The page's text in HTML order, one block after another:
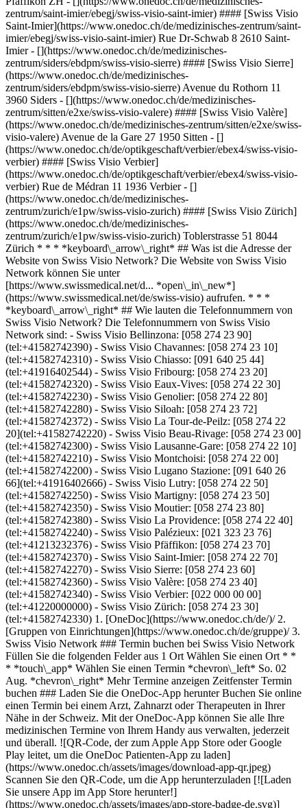
1. [OneDoc](https://www.onedoc.ch/de/)/ 2. [Gruppen von Einrichtungen](https://www.onedoc.ch/de/gruppe)/ 3. Swiss Visio Network ### Termin buchen bei Swiss Visio Network Füllen Sie die folgenden Felder aus 1 Ort Wählen Sie einen Ort * * * *touch\_app* Wählen Sie einen Termin *chevron\_left* So. 02 Aug. *chevron\_right* Mehr Termine anzeigen Zeitfenster Termin buchen ### Laden Sie die OneDoc-App herunter Buchen Sie online einen Termin bei einem Arzt, Zahnarzt oder Therapeuten in Ihrer Nähe in der Schweiz. Mit der OneDoc-App können Sie alle Ihre medizinischen Termine von Ihrem Handy aus verwalten, jederzeit und überall. ![QR-Code, der zum Apple App Store oder Google Play leitet, um die OneDoc Patienten-App zu laden](https://www.onedoc.ch/assets/images/download-app-qr.jpeg) Scannen Sie den QR-Code, um die App herunterzuladen [![Laden Sie unsere App im App Store herunter!](https://www.onedoc.ch/assets/images/app-store-badge-de.svg)](https://apps.apple.com/ch/app/onedoc/id1592376413?l=fr)[![Laden Sie unsere App im Google Play Store herunter!](https://www.onedoc.ch/assets/images/google-play-badge-de.png)](https://play.google.com/store/apps/details?id=ch.onedoc.patient&hl=fr-CH) *keyboard\_arrow\_right* ## Eine Gesundheitsfachperson finden [Facharzt für Allgemeine Innere Medizin](https://www.onedoc.ch/de/facharzt-fur-allgemeine-innere-medizin)[Hausarzt (Allgemeinmedizin)](https://www.onedoc.ch/de/hausarzt-allgemeinmedizin)[Gynäkologe (Frauenarzt und Geburtshelfer)](https://www.onedoc.ch/de/gynakologe-frauenarzt-und-geburtshelfer)[Physiotherapeut](https://www.onedoc.ch/de/physiotherapeut)[Augenarzt](https://www.onedoc.ch/de/augenarzt)[Masseur (klassische Massage)](https://www.onedoc.ch/de/masseur-klassische-massage)[Impfzentrum](https://www.onedoc.ch/de/impfzentrum)[Gesundheitsdienstleistungen der Apotheke](https://www.onedoc.ch/de/gesundheitsdienstleistungen-der-apotheke)[Hautarzt (Dermatologe)](https://www.onedoc.ch/de/hautarzt-dermatologe)[Osteopath](https://www.onedoc.ch/de/osteopath)[Spezialist für ästhetische Medizin](https://www.onedoc.ch/de/spezialist-fur-asthetische-medizin)[Reflexologietherapeut](https://www.onedoc.ch/de/reflexologietherapeut)[Manuelle Lymphdrainage Therapeut](https://www.onedoc.ch/de/manuelle-lymphdrainage-therapeut)[Zahnarzt](https://www.onedoc.ch/de/zahnarzt)[Kinderarzt](https://www.onedoc.ch/de/kinderarzt)[Medizinischer Masseur (Massage)](https://www.onedoc.ch/de/medizinischer-masseur-massage)[Kosmetiker](https://www.onedoc.ch/de/kosmetiker)[Augenoptiker](https://www.onedoc.ch/de/augenoptiker)[Dentalhygieniker](https://www.onedoc.ch/de/dentalhygieniker)[WAM/TEN Naturheilpraktiker](https://www.onedoc.ch/de/wam-ten-naturheilpraktiker)[Akupunkteur](https://www.onedoc.ch/de/akupunkteur)[Alle Fachrichtungen](https://www.onedoc.ch/de/fachgebiet) *keyboard\_arrow\_right* ## Eine Expertise finden [Vorsorgeuntersuchung | Check up](https://www.onedoc.ch/de/vorsorgeuntersuchung-check-up)[Augencheck | Untersuchung der Sehkraft | Visustest](https://www.onedoc.ch/de/augencheck-untersuchung-der-sehkraft-visustest)[Harnwegsinfektion | Zystitis | Blasenentzündung](https://www.onedoc.ch/de/harnwegsinfektion-zystitis-blasenentzundung)[Grippeimpfung](https://www.onedoc.ch/de/grippeimpfung)[Allergie | AllergoTest | Allergieabklärung](https://www.onedoc.ch/de/allergie-allergotest-allergieabklarung)[Glaukom | Grüner Star](https://www.onedoc.ch/de/glaukom-gruner-star)[Impfberatung](https://www.onedoc.ch/de/impfberatung)[Katarakt | Grauer Star](https://www.onedoc.ch/de/katarakt-grauer-star)[Verhütung](https://www.onedoc.ch/de/verhutung)[Herz-Kreislauf-Prävention | CardioCheck](https://www.onedoc.ch/de/herz-kreislauf-pravention-cardiocheck)[Verkehrsmedizinische Kontrolluntersuchung STUFE 1](https://www.onedoc.ch/de/verkehrsmedizinische-kontrolluntersuchung-stufe-1)[Trockene Augen](https://www.onedoc.ch/de/trockene-augen)[Vorsorgeuntersuchung Humane Papillomaviren (HPV) | PAP Abstrich](https://www.onedoc.ch/de/vorsorgeuntersuchung-humane-papillomaviren-hpv-pap-abstrich)[Zeckenimpfung (FSME)](https://www.onedoc.ch/de/zeckenimpfung-fsme)[Aktualisierung des Impfbuchs](https://www.onedoc.ch/de/aktualisierung-des-impfbuchs)[Grippe | Influenza | Grippesymptome | Schnupfen](https://www.onedoc.ch/de/grippe-influenza-grippesymptome-schnupfen)[Messung des Blutdrucks](https://www.onedoc.ch/de/messung-des-blutdrucks)[Wechseljahre | Menopause](https://www.onedoc.ch/de/wechseljahre-menopause)[Brille](https://www.onedoc.ch/de/brille)[Altersbedingte Makuladegeneration | AMD](https://www.onedoc.ch/de/altersbedingte-makuladegeneration-amd)[Schwangerschaftsvorsorge | Schwangerschaftsuntersuchung](https://www.onedoc.ch/de/schwangerschaftsvorsorge-schwangerschaftsuntersuchung)[Alle Expertisen](https://www.onedoc.ch/de/expertisen) *keyboard\_arrow\_right* ## Verzeichnis der Einrichtungen [Medizinische Praxis](https://www.onedoc.ch/de/medizinische-praxis)[Medizinisches Zentrum](https://www.onedoc.ch/de/medizinisches-zentrum)[Gruppenpraxis](https://www.onedoc.ch/de/gruppenpraxis)[Zahnarztpraxis](https://www.onedoc.ch/de/zahnarztpraxis)[Apotheke](https://www.onedoc.ch/de/apotheke)[Osteopathiepraxis](https://www.onedoc.ch/de/osteopathiepraxis)[Physiotherapiepraxis](https://www.onedoc.ch/de/physiotherapiepraxis)[Medizinische Gruppe](https://www.onedoc.ch/de/medizinische-gruppe)[Zahnklinik](https://www.onedoc.ch/de/zahnklinik)[Gesundheitszentrum](https://www.onedoc.ch/de/gesundheitszentrum)[Optikgeschäft](https://www.onedoc.ch/de/optikgeschaft)[Hörzentrum](https://www.onedoc.ch/de/horzentrum)[Klinik](https://www.onedoc.ch/de/klinik)[Spital](https://www.onedoc.ch/de/spital)[Medizinisches und Zahnmedizinisches Zentrum](https://www.onedoc.ch/de/medizinisches-und-zahnmedizinisches-zentrum)[Pflegezentrum](https://www.onedoc.ch/de/pflegezentrum)[Medizinisches Labor](https://www.onedoc.ch/de/medizinisches-labor)[Praxis für Alternative Medizin](https://www.onedoc.ch/de/praxis-fur-alternative-medizin)[Medizinisches Bildgebungszentrum](https://www.onedoc.ch/de/medizinisches-bildgebungszentrum) *keyboard\_arrow\_right* ## Eine Gruppe finden [Amavita Apotheke](https://www.onedoc.ch/de/gruppe/gtj/amavita-apotheke)[Pharmacie Sun Store](https://www.onedoc.ch/de/gruppe/gti/pharmacie-sun-store)[Coop Vitality Apotheke](https://www.onedoc.ch/de/gruppe/gth/coop-vitality-apotheke)[Visilab](https://www.onedoc.ch/de/gruppe/gbv/visilab)[McOptic](https://www.onedoc.ch/de/gruppe/gl1/mcoptic)[Medbase Gruppe](https://www.onedoc.ch/de/gruppe/ghv/medbase-gruppe)[Medbase Apotheken](https://www.onedoc.ch/de/gruppe/g3q/medbase-apotheken)[EHC - Ensemble Hospitalier de la Côte](https://www.onedoc.ch/de/gruppe/gcmp/ehc-ensemble-hospitalier-de-la-cote)[DROPA Drogerien & Apotheken](https://www.onedoc.ch/de/gruppe/gctm/dropa-drogerien-apotheken)[Apotheken Drogerien Dr. Bähler](https://www.onedoc.ch/de/gruppe/gctf/apotheken-drogerien-dr-bahler)[Pharmacie Populaire](https://www.onedoc.ch/de/gruppe/gbif/pharmacie-populaire)[Adent](https://www.onedoc.ch/de/gruppe/gcet/adent)[Swiss Visio Network](https://www.onedoc.ch/de/gruppe/ghw/swiss-visio-network)[Centre de l'Oeil OnO](https://www.onedoc.ch/de/gruppe/gdr0/centre-de-l-oeil-ono)[Vidymed](https://www.onedoc.ch/de/gruppe/gbtl/vidymed)[Vista Augenpraxen & Kliniken](https://www.onedoc.ch/de/gruppe/gdqk/vista-augenpraxen-kliniken)[Pallas Kliniken](https://www.onedoc.ch/de/gruppe/gb8o/pallas-kliniken)[Unilabs](https://www.onedoc.ch/de/gruppe/gmb/unilabs)[Augenzentrum ONO](https://www.onedoc.ch/de/gruppe/gnl/augenzentrum-ono)[Bellevue Medical Group](https://www.onedoc.ch/de/gruppe/gdkl/bellevue-medical-group)[Alle Gruppen](https://www.onedoc.ch/de/gruppe) *keyboard\_arrow\_right* ## Finden Sie einen Arzt oder Therapeuten [Ärzte- und Therapeutenverzeichnis](https://www.onedoc.ch/de/verzeichnis) [A](https://www.onedoc.ch/de/verzeichnis/A) [B](https://www.onedoc.ch/de/verzeichnis/B) [C](https://www.onedoc.ch/de/verzeichnis/C) [D](https://www.onedoc.ch/de/verzeichnis/D) [E](https://www.onedoc.ch/de/verzeichnis/E) [F](https://www.onedoc.ch/de/verzeichnis/F) [G](https://www.onedoc.ch/de/verzeichnis/G) [H](https://www.onedoc.ch/de/verzeichnis/H) [I](https://www.onedoc.ch/de/verzeichnis/I) [J](https://www.onedoc.ch/de/verzeichnis/J) [K](https://www.onedoc.ch/de/verzeichnis/K) [L](https://www.onedoc.ch/de/verzeichnis/L) [M](https://www.onedoc.ch/de/verzeichnis/M) [N](https://www.onedoc.ch/de/verzeichnis/N) [O](https://www.onedoc.ch/de/verzeichnis/O) [P](https://www.onedoc.ch/de/verzeichnis/P) [Q](https://www.onedoc.ch/de/verzeichnis/Q) [R](https://www.onedoc.ch/de/verzeichnis/R) [S](https://www.onedoc.ch/de/verzeichnis/S) [T](https://www.onedoc.ch/de/verzeichnis/T) [U](https://www.onedoc.ch/de/verzeichnis/U) [V](https://www.onedoc.ch/de/verzeichnis/V) [W](https://www.onedoc.ch/de/verzeichnis/W) [X](https://www.onedoc.ch/de/verzeichnis/X) [Y](https://www.onedoc.ch/de/verzeichnis/Y) [Z](https://www.onedoc.ch/de/verzeichnis/Z) ## OneDoc [Ich bin Gesundheitsfachperson](https://info.onedoc.ch/de/) [Über uns](https://info.onedoc.ch/de/unsere-mission/) [Presse](https://info.onedoc.ch/de/media/) [Karriere](https://career.onedoc.ch/de) [Datenschutzzentrum](https://privacy.onedoc.ch/de/) [Verwaltung der Cookies](javascript:Didomi.preferences.show%28%29) [Hilfezentrum](https://help.onedoc.ch/de/) ## Sprachen [Deutsch](https://www.onedoc.ch/de/ophthalmologisches-netzwerk/ghw/swiss-visio-network) [Français](https://www.onedoc.ch/fr/reseau-d-ophtalmologie/ghw/swiss-visio-network) [Italiano](https://www.onedoc.ch/it/rete-di-oftalmologia/ghw/swiss-visio-network) [English](https://www.onedoc.ch/en/ophthalmology-network/ghw/swiss-visio-network) ## Eine Gesundheitsfachperson finden [Facharzt für Allgemeine Innere Medizin](https://www.onedoc.ch/de/facharzt-fur-allgemeine-innere-medizin) [Hausarzt (Allgemeinmedizin)](https://www.onedoc.ch/de/hausarzt-allgemeinmedizin) [Gynäkologie (Frauen